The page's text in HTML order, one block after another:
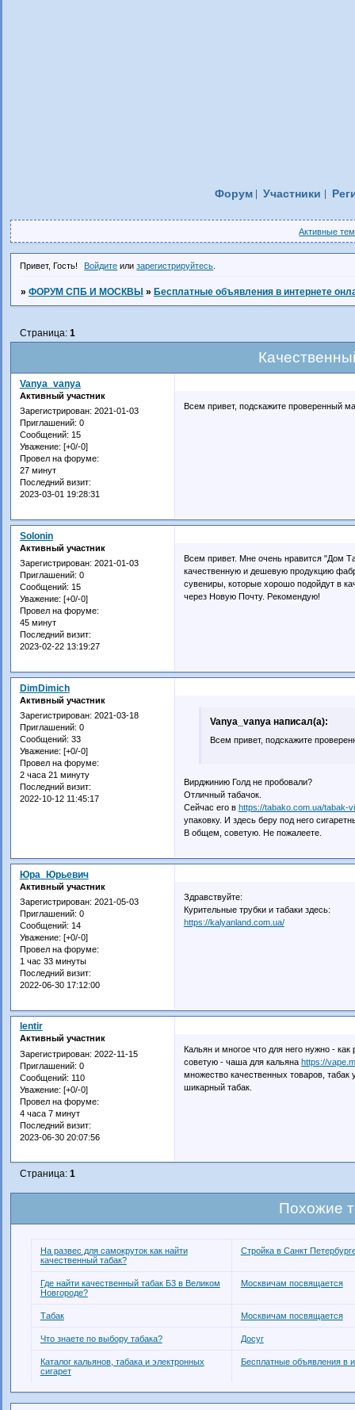
Форум Участники
Активные
Привет, Гость! Войдите илизарегистрируйтесь
» ФОРУМ СПБ И МОСКВЫ » Бесплатные объявления в интернете
Страница: 1
Vanya_vanya
Активный участник
Зарегистрирован: 2021-01-03
Приглашений: 0
Сообщений: 15
Уважение: [+0/-0]
Провел на форуме:
27 минут
Последний визит:
2023-03-01 19:28:31
Всем привет, подскажите проверенный
Solonin
Активный участник
Зарегистрирован: 2021-01-03
Приглашений: 0
Сообщений: 15
Уважение: [+0/-0]
Провел на форуме:
45 минут
Последний визит:
2023-02-22 13:19:27
Всем привет. Мне очень нравится "Дом
качественную и дешевую продукцию
сувениры, которые хорошо подойдут в
через Новую Почту. Рекомендую!
DimDimich
Активный участник
Зарегистрирован: 2021-03-18
Приглашений: 0
Сообщений: 33
Уважение: [+0/-0]
Провел на форуме:
2 часа 21 минуту
Последний визит:
2022-10-12 11:45:17
Vanya_vanya написал(а):
Всем привет, подскажите
Вирджинию Голд не пробовали?
Отличный табачок.
Сейчас его в https://tabako.com.ua/tabak-
упаковку. И здесь беру под него
В общем, советую. Не пожалеете.
Юра_Юрьевич
Активный участник
Зарегистрирован: 2021-05-03
Приглашений: 0
Сообщений: 14
Уважение: [+0/-0]
Провел на форуме:
1 час 33 минуты
Последний визит:
2022-06-30 17:12:00
Здравствуйте:
Курительные трубки и табаки здесь:
https://kalyanland.com.ua/
lentir
Активный участник
Зарегистрирован: 2022-11-15
Приглашений: 0
Сообщений: 110
Уважение: [+0/-0]
Провел на форуме:
4 часа 7 минут
Последний визит:
2023-06-30 20:07:56
Кальян и многое что для него нужно -
советую - чаша для кальяна https://
множество качественных товаров,
шикарный табак.
Страница: 1
Похожие
На развес для самокруток как найти
качественный табак?
Стройка в Санкт
Где найти качественный табак Б3 в Великом
Новгороде?
Москвичам посвящается
Табак Москвичам посвящается
Что знаете по выбору табака? Досуг
Каталог кальянов, табака и электронных
сигарет
Бесплатные объявления в